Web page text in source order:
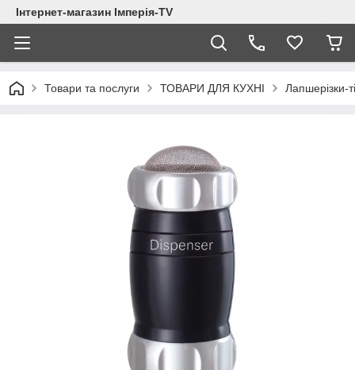
Інтернет-магазин Імперія-TV
Товари та послуги ТОВАРИ ДЛЯ КУХНІ Лапшерізки-